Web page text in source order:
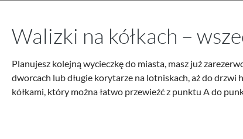
Walizki na kółkach –
Planujesz kolejną wycieczkę do miasta, masz już
dworcach lub długie korytarze na lotniskach, aż do drzwi
kółkami, który można łatwo przewieźć z punktu A do